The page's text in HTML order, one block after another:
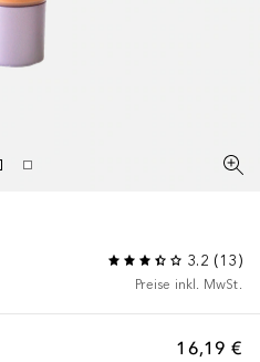
3.2 (13)
Preise inkl. MwSt.
16,19 €